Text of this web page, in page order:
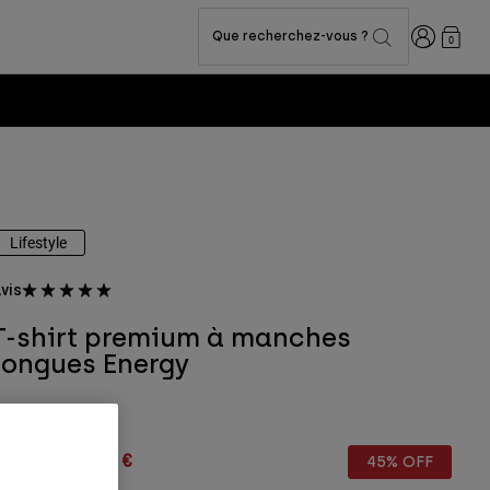
Que recherchez-vous ? Connexion
0
Lifestyle
shirt premium à manches
Energy
n°32931
Price reduced from
21,99 € 45% OFF